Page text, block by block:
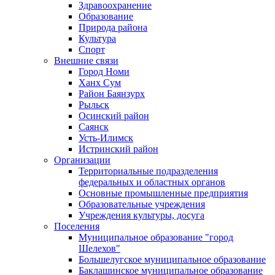
Здравоохранение
Образование
Природа района
Культура
Спорт
Внешние связи
Город Номи
Ханх Сум
Район Баянзурх
Рыльск
Осинский район
Саянск
Усть-Илимск
Истринский район
Организации
Территориальные подразделения
федеральных и областных органов
Основные промышленные предприятия
Образовательные учреждения
Учреждения культуры, досуга
Поселения
Муниципальное образование "город
Шелехов"
Большелугское муниципальное образование
Баклашинское муниципальное образование